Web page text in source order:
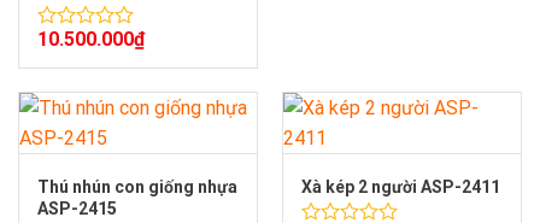
Được
0
5
sao
10.500.000₫
Thú nhún con giống nhựa
ASP-2415
Xà kép 2 người ASP-2411